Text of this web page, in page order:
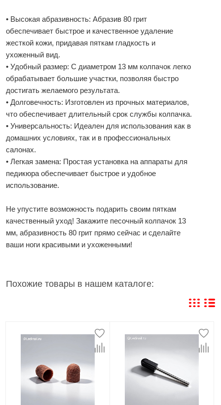
• Высокая абразивность: Абразив 80 грит
обеспечивает быстрое и качественное удаление
жесткой кожи, придавая пяткам гладкость и
ухоженный вид.
• Удобный размер: С диаметром 13 мм колпачок легко
обрабатывает большие участки, позволяя быстро
достигать желаемого результата.
• Долговечность: Изготовлен из прочных материалов,
что обеспечивает длительный срок службы колпачка.
• Универсальность: Идеален для использования как в
домашних условиях, так и в профессиональных
салонах.
• Легкая замена: Простая установка на аппараты для
педикюра обеспечивает быстрое и удобное
использование.
Не упустите возможность подарить своим пяткам
качественный уход! Закажите песочный колпачок 13
мм, абразивность 80 грит прямо сейчас и сделайте
ваши ноги красивыми и ухоженными!
Похожие товары в нашем каталоге: